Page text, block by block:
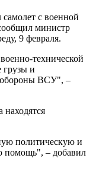
с военной
министр
9 февраля.
технической
и
обороны ВСУ", –
находятся
политическую и
помощь", – добавил